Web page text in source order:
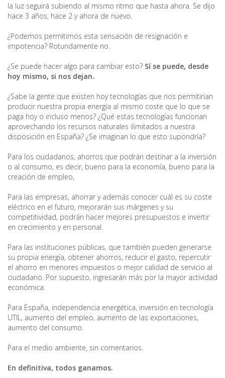
la luz seguirá subiendo al mismo ritmo que hasta ahora. Se dijo
hace 3 años, hace 2 y ahora de nuevo.
¿Podemos permitirnos esta sensación de resignación e
impotencia? Rotundamente no.
¿Se puede hacer algo para cambiar esto? Sí se puede, desde
hoy mismo, si nos dejan.
¿Sabe la gente que existen hoy tecnologías que nos permitirían
producir nuestra propia energía al mismo coste que lo que se
paga hoy o incluso menos? ¿Qué estas tecnologías funcionan
aprovechando los recursos naturales ilimitados a nuestra
disposición en España? ¿Se imaginan lo que esto supondría?
Para los ciudadanos, ahorros que podrán destinar a la inversión
o al consumo, es decir, bueno para la economía, bueno para la
creación de empleo,
Para las empresas, ahorrar y además conocer cuál es su coste
eléctrico en el futuro, mejorarán sus márgenes y su
competitividad, podrán hacer mejores presupuestos e invertir
en crecimiento y en personal.
Para las instituciones públicas, que también pueden generarse
su propia energía, obtener ahorros, reducir el gasto, repercutir
el ahorro en menores impuestos o mejor calidad de servicio al
ciudadano. Por supuesto, ingresarán más por la mayor actividad
económica.
Para España, independencia energética, inversión en tecnología
UTIL, aumento del empleo, aumento de las exportaciones,
aumento del consumo.
Para el medio ambiente, sin comentarios.
En definitiva, todos ganamos.